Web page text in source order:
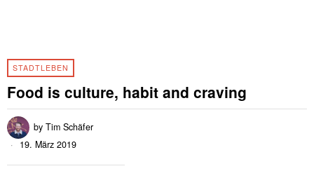
STADTLEBEN
Food is culture, habit and craving
by Tim Schäfer
19. März 2019